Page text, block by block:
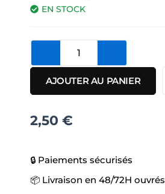
EN STOCK
Jelibon
Sour
Patch
AJOUTER AU PANIER
2,50 €
🔒 Paiements sécurisés
📦 Livraison en 48/72H ouvrés